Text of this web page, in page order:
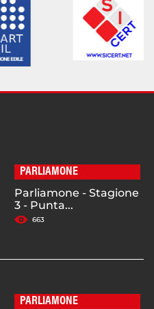
PARLIAMONE
Parliamone - Stagione
3 - Punta...
663
PARLIAMONE